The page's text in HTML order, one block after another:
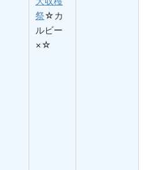
祭☆カ
ルビー
×☆